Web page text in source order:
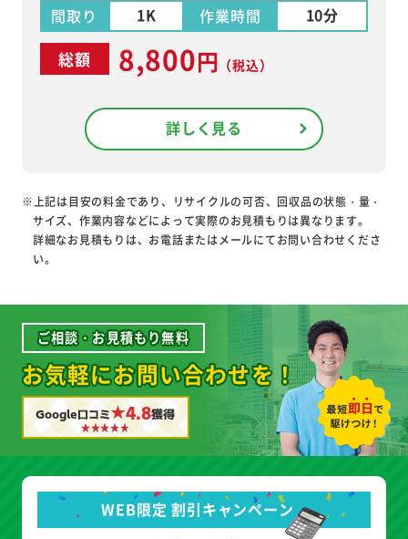
間取り 1K 作業時間 10分
総額 8,800円 （税込）
詳しく見る
※上記は目安の料金であり、リサイクルの可否、回収品の状態・量・
サイズ、作業内容などによって実際のお見積もりは異なります。
詳細なお見積もりは、お電話またはメールにてお問い合わせくださ
い。
ご相談・お見積もり無料
お気軽にお問い合わせを！
Google口コミ★4.8獲得
WEB限定 割引キャンペーン